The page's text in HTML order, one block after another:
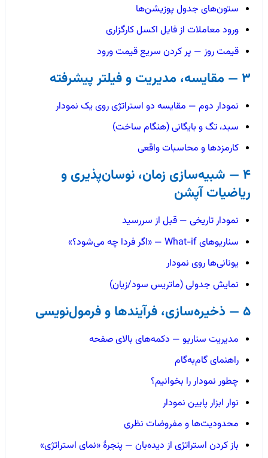
ستون‌های جدول پوزیشن‌ها
ورود معاملات از فایل اکسل کارگزاری
قیمت روز — پر کردن سریع قیمت ورود
3 — مقایسه، مدیریت و فیلتر پیشرفته
نمودار دوم — مقایسه دو استراتژی روی یک نمودار
سبد، تگ و بایگانی (هنگام ساخت)
کارمزدها و محاسبات واقعی
4 — شبیه‌سازی زمان، نوسان‌پذیری و
ریاضیات آپشن
نمودار تاریخی — قبل از سررسید
سناریوهای What-if — «اگر فردا چه می‌شود؟»
یونانی‌ها روی نمودار
نمایش جدولی (ماتریس سود/زیان)
5 — ذخیره‌سازی، فرآیندها و فرمول‌نویسی
مدیریت سناریو — دکمه‌های بالای صفحه
راهنمای گام‌به‌گام
چطور نمودار را بخوانیم؟
نوار ابزار پایین نمودار
محدودیت‌ها و مفروضات نظری
باز کردن استراتژی از دیده‌بان — پنجرهٔ «نمای استراتژی»